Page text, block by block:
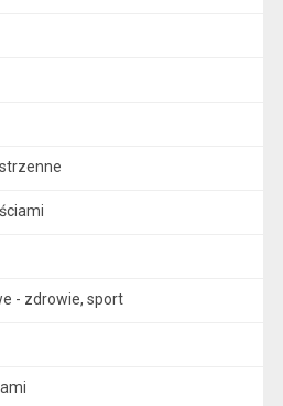
- zdrowie, sport